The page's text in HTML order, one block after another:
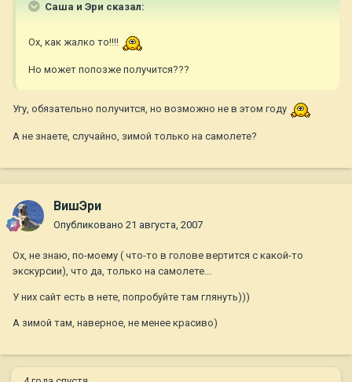
Саша и Эри сказал:
Ох, как жалко то!!!!
Но может попозже получится???
Угу, обязательно получится, но возможно не в этом году
А не знаете, случайно, зимой только на самолете?
ВишЭри
Опубликовано 21 августа, 2007
Ох, не знаю, по-моему ( что-то в голове вертится с какой-то
экскурсии), что да, только на самолете...
У них сайт есть в нете, попробуйте там глянуть)))
А зимой там, наверное, не менее красиво)